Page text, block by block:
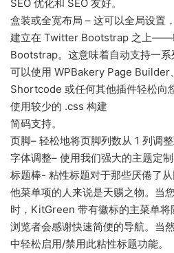
SEO 优化和 SEO 友好。
盒装或全宽布局 – 这可以全局设置
建立在 Twitter Bootstrap 之上
Bootstrap。这意味着自动支持一
可以使用 WPBakery Page
Shortcode 或任何其他插件轻松向
使用较少的 .css 构建
简码支持。
页脚– 轻松地将页脚列数从 1 列调整
字体调整– 使用我们强大的主题定
标题棒- 粘性标题对于那些厌倦了
他菜单项的人来说是天赐之物。当
时，KitGreen 带有徽标的主菜单
浏览者会感谢快速简便的导航。当
中轻松启用/禁用此粘性标题功能。